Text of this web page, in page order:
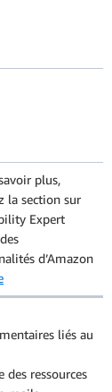
plus,
la section sur
Expert
d’Amazon
liés au
ressources